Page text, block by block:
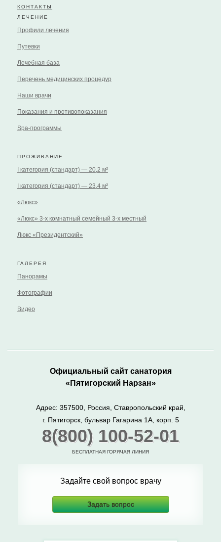
КОНТАКТЫ
ЛЕЧЕНИЕ
Профили лечения
Путевки
Лечебная база
Перечень медицинских процедур
Наши врачи
Показания и противопоказания
Spa-программы
ПРОЖИВАНИЕ
I категория (стандарт) — 20,2 м²
I категория (стандарт) — 23,4 м²
«Люкс»
«Люкс» 3-х комнатный семейный 3-х местный
Люкс «Президентский»
ГАЛЕРЕЯ
Панорамы
Фотографии
Видео
Задайте свой вопрос врачу
Задать вопрос
Официальный сайт санатория
«Пятигорский Нарзан»
Адрес: 357500, Россия, Ставропольский край,
г. Пятигорск, бульвар Гагарина 1А, корп. 5
8(800) 100-52-01
БЕСПЛАТНАЯ ГОРЯЧАЯ ЛИНИЯ